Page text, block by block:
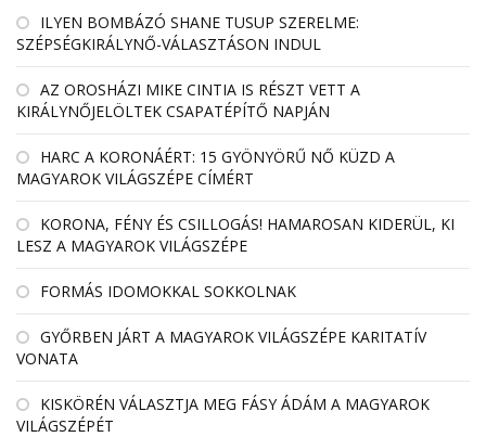
ILYEN BOMBÁZÓ SHANE TUSUP SZERELME:
SZÉPSÉGKIRÁLYNŐ-VÁLASZTÁSON INDUL
AZ OROSHÁZI MIKE CINTIA IS RÉSZT VETT A
KIRÁLYNŐJELÖLTEK CSAPATÉPÍTŐ NAPJÁN
HARC A KORONÁÉRT: 15 GYÖNYÖRŰ NŐ KÜZD A
MAGYAROK VILÁGSZÉPE CÍMÉRT
KORONA, FÉNY ÉS CSILLOGÁS! HAMAROSAN KIDERÜL, KI
LESZ A MAGYAROK VILÁGSZÉPE
FORMÁS IDOMOKKAL SOKKOLNAK
GYŐRBEN JÁRT A MAGYAROK VILÁGSZÉPE KARITATÍV
VONATA
KISKÖRÉN VÁLASZTJA MEG FÁSY ÁDÁM A MAGYAROK
VILÁGSZÉPÉT